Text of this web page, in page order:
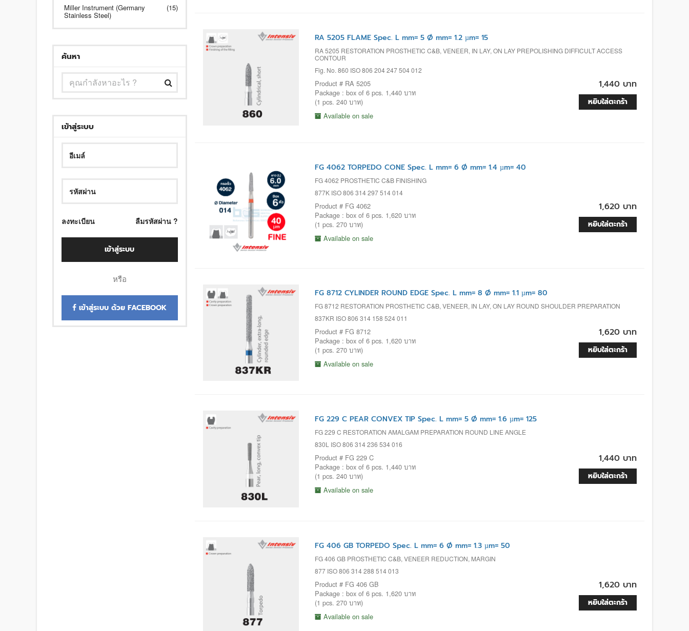
Miller Instrument (Germany
Stainless Steel)
(15)
ค้นหา
เข้าสู่ระบบ
ลงทะเบียน ลืมรหัสผ่าน ?
เข้าสู่ระบบ
หรือ
เข้าสู่ระบบ ด้วย FACEBOOK
RA 5205 FLAME Spec. L mm= 5 Ø mm= 1.2 µm= 15
RA 5205 RESTORATION PROSTHETIC C&B, VENEER, IN LAY, ON LAY PREPOLISHING DIFFICULT ACCESS
CONTOUR
Fig. No. 860 ISO 806 204 247 504 012
Product # RA 5205
Package : box of 6 pcs. 1,440 บาท
(1 pcs. 240 บาท)
Available on sale
1,440 บาท
หยิบใส่ตะกร้า
FG 4062 TORPEDO CONE Spec. L mm= 6 Ø mm= 1.4 µm= 40
FG 4062 PROSTHETIC C&B FINISHING
877K ISO 806 314 297 514 014
Product # FG 4062
Package : box of 6 pcs. 1,620 บาท
(1 pcs. 270 บาท)
Available on sale
1,620 บาท
หยิบใส่ตะกร้า
FG 8712 CYLINDER ROUND EDGE Spec. L mm= 8 Ø mm= 1.1 µm= 80
FG 8712 RESTORATION PROSTHETIC C&B, VENEER, IN LAY, ON LAY ROUND SHOULDER PREPARATION
837KR ISO 806 314 158 524 011
Product # FG 8712
Package : box of 6 pcs. 1,620 บาท
(1 pcs. 270 บาท)
Available on sale
1,620 บาท
หยิบใส่ตะกร้า
FG 229 C PEAR CONVEX TIP Spec. L mm= 5 Ø mm= 1.6 µm= 125
FG 229 C RESTORATION AMALGAM PREPARATION ROUND LINE ANGLE
830L ISO 806 314 236 534 016
Product # FG 229 C
Package : box of 6 pcs. 1,440 บาท
(1 pcs. 240 บาท)
Available on sale
1,440 บาท
หยิบใส่ตะกร้า
FG 406 GB TORPEDO Spec. L mm= 6 Ø mm= 1.3 µm= 50
FG 406 GB PROSTHETIC C&B, VENEER REDUCTION, MARGIN
877 ISO 806 314 288 514 013
Product # FG 406 GB
Package : box of 6 pcs. 1,620 บาท
(1 pcs. 270 บาท)
Available on sale
1,620 บาท
หยิบใส่ตะกร้า